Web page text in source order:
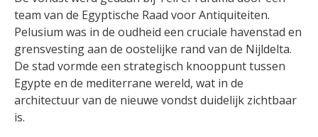
team van de Egyptische Raad voor Antiquiteiten.
Pelusium was in de oudheid een cruciale havenstad en
grensvesting aan de oostelijke rand van de Nijldelta.
De stad vormde een strategisch knooppunt tussen
Egypte en de mediterrane wereld, wat in de
architectuur van de nieuwe vondst duidelijk zichtbaar
is.